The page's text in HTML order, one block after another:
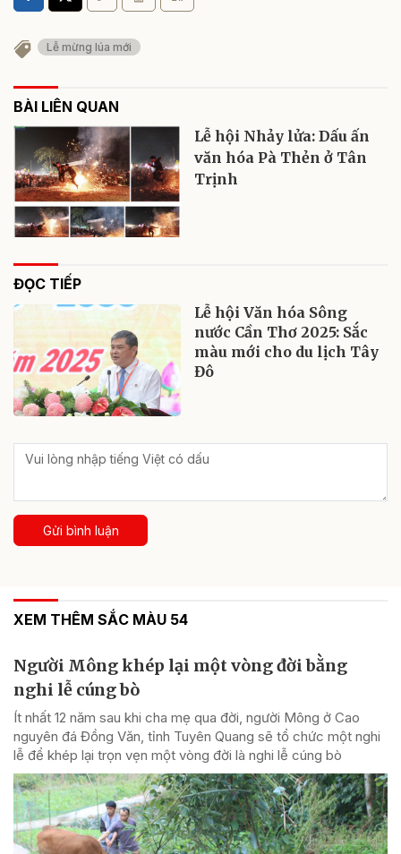
Lễ mừng lúa mới
BÀI LIÊN QUAN
Lễ hội Nhảy lửa: Dấu ấn
văn hóa Pà Thẻn ở Tân
Trịnh
ĐỌC TIẾP
Lễ hội Văn hóa Sông
nước Cần Thơ 2025: Sắc
màu mới cho du lịch Tây
Đô
Gửi bình luận
XEM THÊM SẮC MÀU 54
Người Mông khép lại một vòng đời bằng
nghi lễ cúng bò
Ít nhất 12 năm sau khi cha mẹ qua đời, người Mông ở Cao
nguyên đá Đồng Văn, tỉnh Tuyên Quang sẽ tổ chức một nghi
lễ để khép lại trọn vẹn một vòng đời là nghi lễ cúng bò